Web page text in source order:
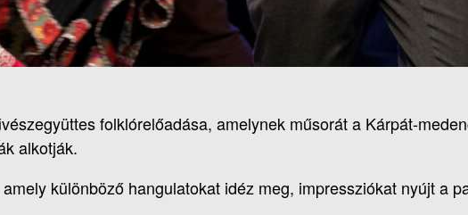
folklórelőadása, amelynek műsorát a Kárpát-
alkotják.
különböző hangulatokat idéz meg, impressziókat nyújt a